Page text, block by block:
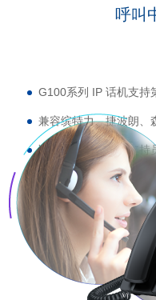
呼叫
G100系列 IP 话机支持
兼容缤特力、捷波朗、
该功能解放双手，支持
大幅提升整体办公效率
是呼叫中心工作人员的